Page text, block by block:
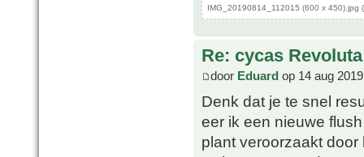
IMG_20190814_112015 (600 x 450).jpg
Re: cycas Revoluta
door Eduard op 14 aug
Denk dat je te snel
eer ik een nieuwe
plant veroorzaakt